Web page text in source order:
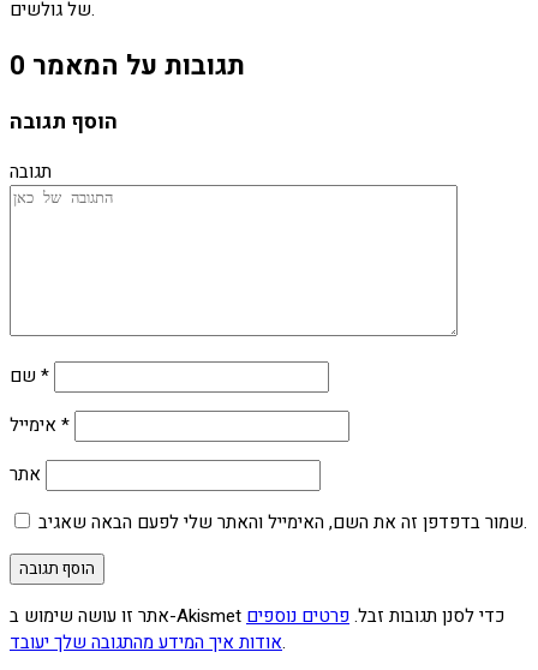
של גולשים.
0 תגובות על המאמר
תגובה
*
*
אתר
שמור בדפדפן זה את השם, האימייל והאתר שלי לפעם הבאה שאגיב.
אתר זו עושה שימוש ב-Akismet כדי לסנן תגובות זבל. פרטים נוספים
אודות איך המידע מהתגובה שלך יעובד.